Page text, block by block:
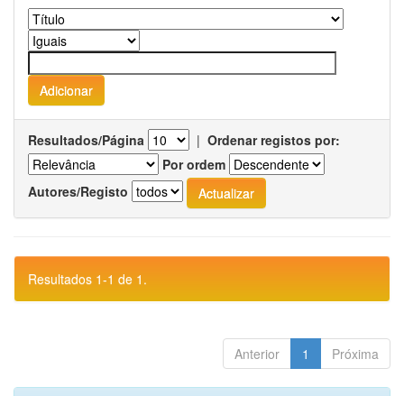
Resultados/Página | Ordenar registos por:
Por ordem
Autores/Registo
Resultados 1-1 de 1.
Anterior 1 Próxima